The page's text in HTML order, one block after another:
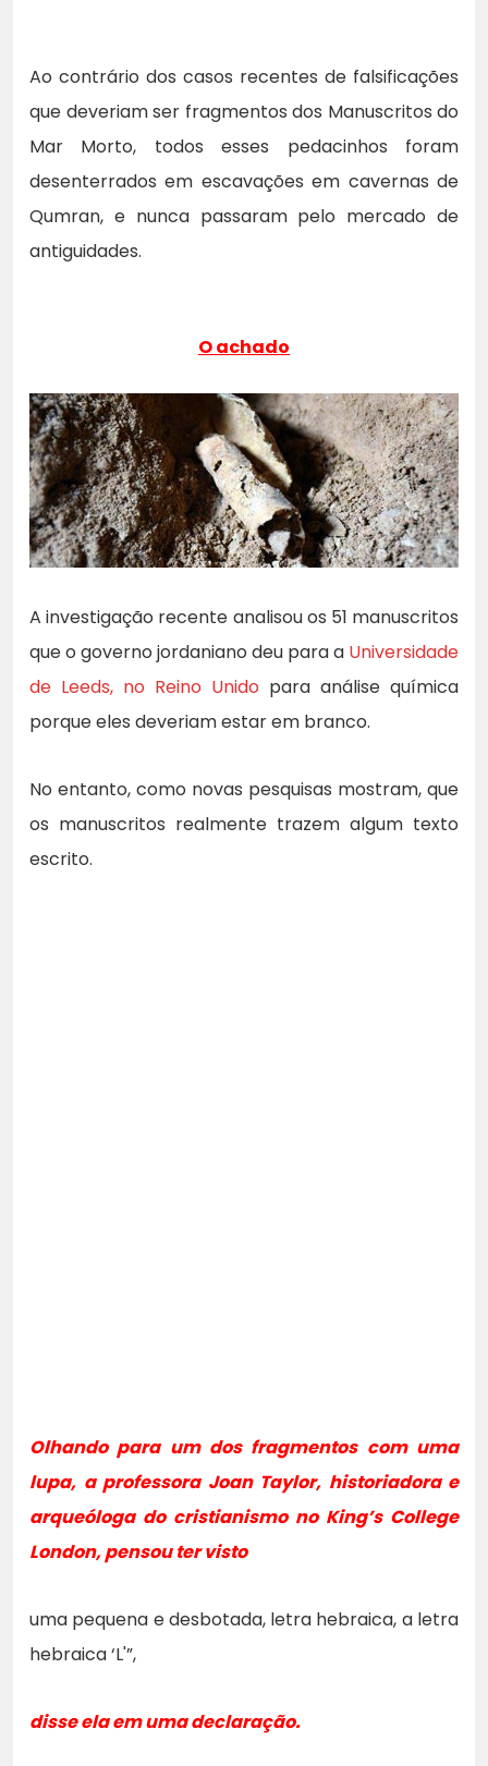
Ao contrário dos casos recentes de falsificações
que deveriam ser fragmentos dos Manuscritos do
Mar Morto, todos esses pedacinhos foram
desenterrados em escavações em cavernas de
Qumran, e nunca passaram pelo mercado de
antiguidades.
O achado
A investigação recente analisou os 51 manuscritos
que o governo jordaniano deu para a Universidade
de Leeds, no Reino Unido para análise química
porque eles deveriam estar em branco.
No entanto, como novas pesquisas mostram, que
os manuscritos realmente trazem algum texto
escrito.
Olhando para um dos fragmentos com uma
lupa, a professora Joan Taylor, historiadora e
arqueóloga do cristianismo no King’s College
London, pensou ter visto
uma pequena e desbotada, letra hebraica, a letra
hebraica ‘L'”,
disse ela em uma declaração.